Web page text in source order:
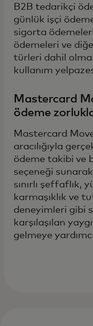
B2B tedarikçi
günlük işçi
sigorta
ödemeleri ve
türleri dahil
kullanım
Mastercard
ödeme
Mastercard
aracılığıyla
ödeme takibi ve
seçeneği
sınırlı şeffaflık,
karmaşıklık ve
deneyimleri gibi
karşılaşılan
gelmeye